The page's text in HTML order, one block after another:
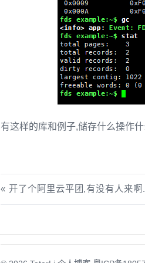
有这样的库和例子,储存什么操作
开了个阿里云平团,有没有人来啊.